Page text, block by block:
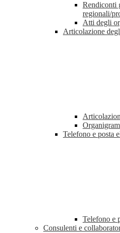
Rendiconti
regionali/
Atti degli
Articolazione
Telefono e posta
Telefono e
Consulenti e